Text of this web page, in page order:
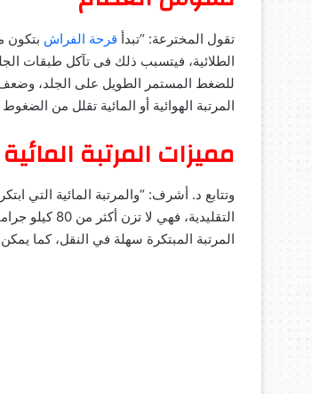
تقول المخترعة: “تبدأ قرحة الفراش بتكون
الطلائية، فيتسبب ذلك فى تآكل طبقات
للضغط المستمر الطويل على الجلد،
المرتبة الهوائية أو المائية تقلل من
مميزات المرتبة المائية
وتتابع د. أشرف: “والمرتبة المائية التي
المرتبة المبتكرة سهلة في النقل، كما